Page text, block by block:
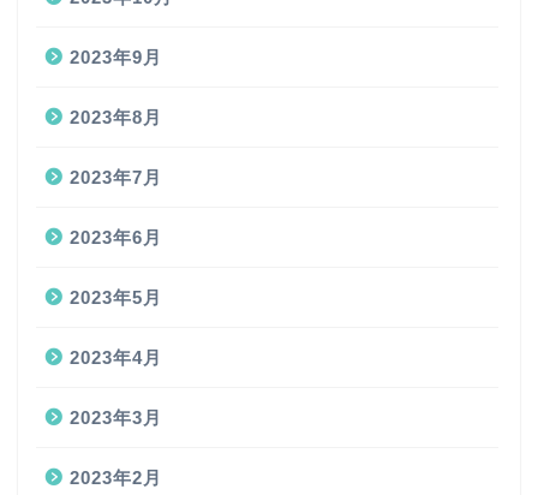
2023年9月
2023年8月
2023年7月
2023年6月
2023年5月
2023年4月
2023年3月
2023年2月